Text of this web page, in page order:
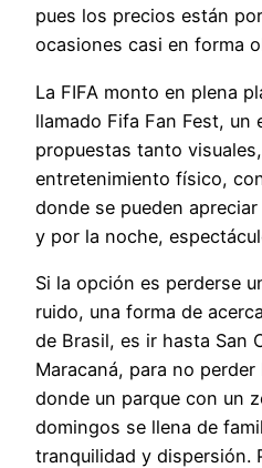
pues los precios están
ocasiones casi en forma
La FIFA monto en plena
llamado Fifa Fan Fest, un
propuestas tanto
entretenimiento físico,
donde se pueden
y por la noche,
Si la opción es perderse
ruido, una forma de
de Brasil, es ir hasta San
Maracaná, para no
donde un parque con un
domingos se llena de
tranquilidad y dispersión.